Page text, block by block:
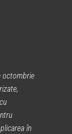
octombrie
în